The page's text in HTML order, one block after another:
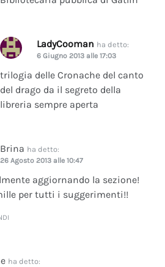
LadyCooman ha detto:
6 Giugno 2013 alle 17:03
trilogia delle Cronache del canto
del drago da il segreto della
libreria sempre aperta
Brina ha detto:
26 Agosto 2013 alle 10:47
aggiornando la sezione!
per tutti i suggerimenti!!
ha detto: